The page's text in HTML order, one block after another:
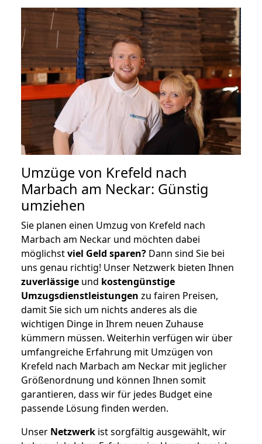
Umzüge von Krefeld nach
Marbach am Neckar: Günstig
umziehen
Sie planen einen Umzug von Krefeld nach
Marbach am Neckar und möchten dabei
möglichstviel Geld sparen? Dann sind Sie bei
uns genau richtig! Unser Netzwerk bieten Ihnen
zuverlässige und kostengünstige
Umzugsdienstleistungen zu fairen Preisen,
damit Sie sich um nichts anderes als die
wichtigen Dinge in Ihrem neuen Zuhause
kümmern müssen. Weiterhin verfügen wir über
umfangreiche Erfahrung mit Umzügen von
Krefeld nach Marbach am Neckar mit jeglicher
Größenordnung und können Ihnen somit
garantieren, dass wir für jedes Budget eine
passende Lösung finden werden.
Unser Netzwerk ist sorgfältig ausgewählt, wir